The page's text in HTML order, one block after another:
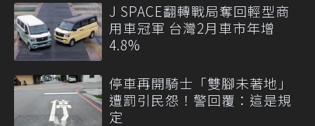
J SPACE翻轉戰局奪回輕型商
用車冠軍 台灣2月車市年增
4.8%
停車再開騎士「雙腳未著地」
遭罰引民怨！警回覆：這是規
定